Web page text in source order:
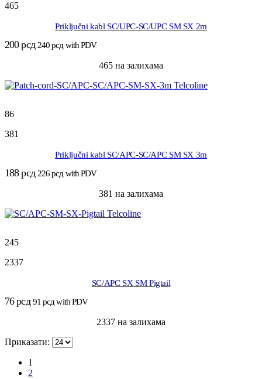
465
Priključni kabl SC/UPC-SC/UPC SM SX 2m
200рсд 240рсдwith PDV
465 на залихама
86
381
Priključni kabl SC/APC-SC/APC SM SX 3m
188рсд 226рсдwith PDV
381 на залихама
245
2337
SC/APC SX SM Pigtail
76рсд 91рсдwith PDV
2337 на залихама
Приказати:
1
2